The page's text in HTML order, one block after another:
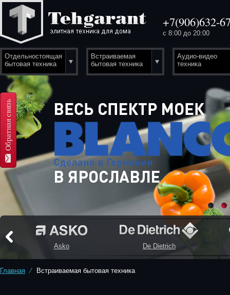
+7(906)632-
с 8:00 до 20:00
Отдельностоящая
бытовая техника
Встраиваемая
бытовая техника
Аудио-видео
техника
Asko De Dietrich
Главная ⁄ Встраиваемая бытовая техника